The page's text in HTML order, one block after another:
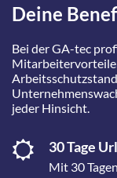
Deine
Bei der GA-tec
jeder Hinsicht.
30 Tage
Mit 30